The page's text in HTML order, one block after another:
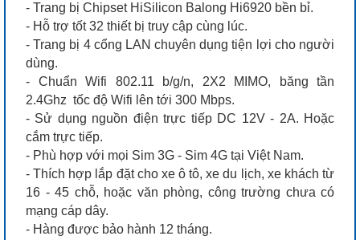
- Trang bị Chipset HiSilicon Balong Hi6920 bền bỉ.
- Hỗ trợ tốt 32 thiết bị truy cập cùng lúc.
- Trang bị 4 cổng LAN chuyên dụng tiện lợi cho người
dùng.
- Chuẩn Wifi 802.11 b/g/n, 2X2 MIMO, băng tần
2.4Ghz tốc độ Wifi lên tới 300 Mbps.
- Sử dụng nguồn điện trực tiếp DC 12V - 2A. Hoặc
cắm trực tiếp.
- Phù hợp với mọi Sim 3G - Sim 4G tại Việt Nam.
- Thích hợp lắp đặt cho xe ô tô, xe du lịch, xe khách từ
16 - 45 chỗ, hoặc văn phòng, công trường chưa có
mạng cáp dây.
- Hàng được bảo hành 12 tháng.